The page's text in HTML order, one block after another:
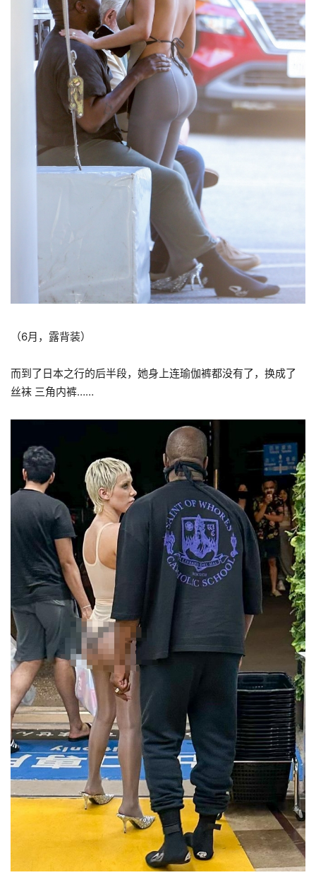
（6月，露背装）
而到了日本之行的后半段，她身上连瑜伽裤都没有了，换成了
丝袜 三角内裤……